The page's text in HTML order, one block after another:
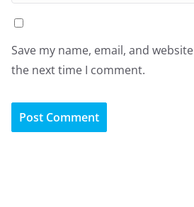
Save my name, email, and
the next time I comment.